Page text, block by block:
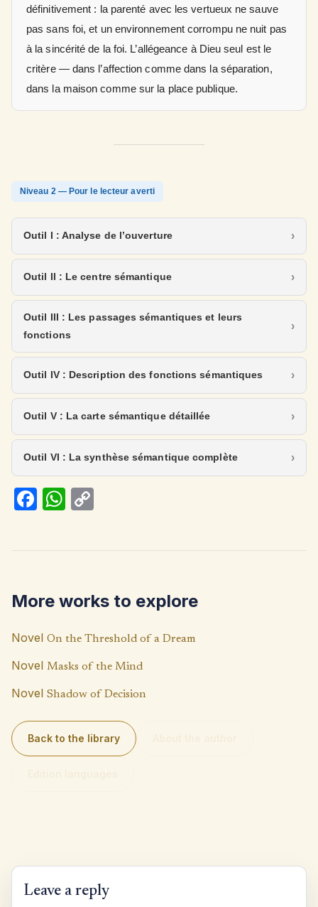
définitivement : la parenté avec les vertueux ne sauve
pas sans foi, et un environnement corrompu ne nuit pas
à la sincérité de la foi. L’allégeance à Dieu seul est le
critère — dans l’affection comme dans la séparation,
dans la maison comme sur la place publique.
Niveau 2 — Pour le lecteur averti
Outil I : Analyse de l’ouverture
Outil II : Le centre sémantique
Outil III : Les passages sémantiques et leurs
fonctions
Outil IV : Description des fonctions sémantiques
Outil V : La carte sémantique détaillée
Outil VI : La synthèse sémantique complète
Fa
k
W
p
p
Li
n
k
More works to explore
Novel On the Threshold of a Dream
Novel Masks of the Mind
Novel Shadow of Decision
Back to the library
Leave a reply